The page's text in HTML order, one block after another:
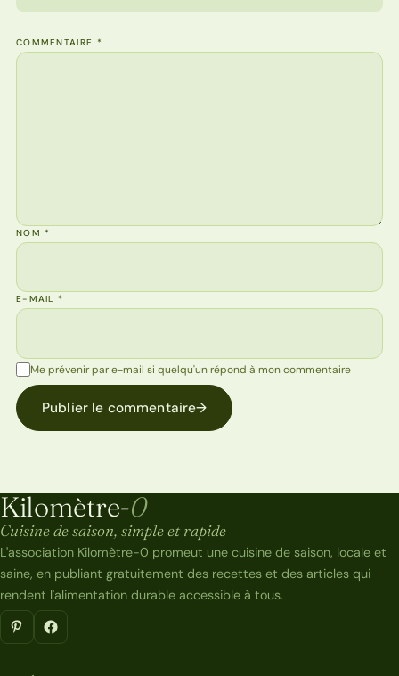
COMMENTAIRE *
NOM*
E-MAIL*
Me prévenir par e-mail si quelqu'un répond à mon commentaire
Publier le commentaire→
Kilomètre-0
Kilomètre-0
Cuisine de saison, simple et rapide
L'association Kilomètre-0 promeut une cuisine de saison, locale et
saine, en publiant gratuitement des recettes et des articles qui
rendent l'alimentation durable accessible à tous.